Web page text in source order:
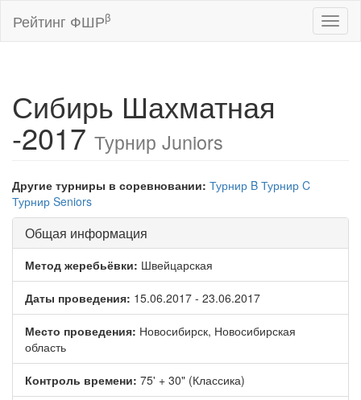
Рейтинг ФШРβ
Сибирь Шахматная
-2017 Турнир Juniors
Другие турниры в соревновании: Турнир B Турнир C
Турнир Seniors
Общая информация
Метод жеребьёвки: Швейцарская
Даты проведения: 15.06.2017 - 23.06.2017
Место проведения: Новосибирск, Новосибирская
область
Контроль времени: 75' + 30" (Классика)